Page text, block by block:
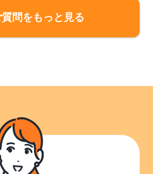
問をもっと見る